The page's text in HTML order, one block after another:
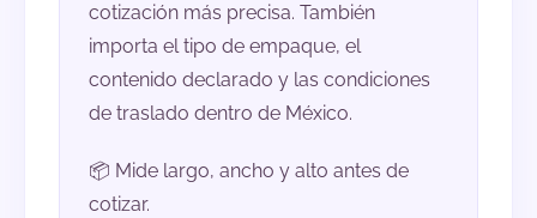
cotización más precisa. También
importa el tipo de empaque, el
contenido declarado y las condiciones
de traslado dentro de México.
📦 Mide largo, ancho y alto antes de
cotizar.